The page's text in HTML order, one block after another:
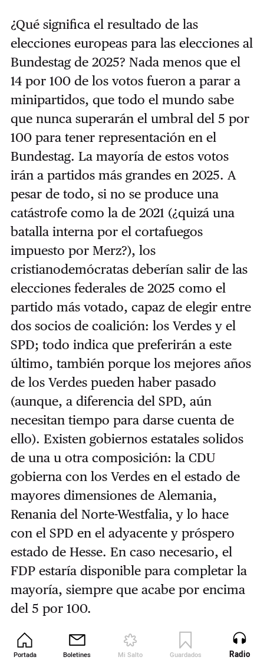
Portada Boletines Mi Salto Guardados Revista
¿Qué significa el resultado de las
elecciones europeas para las elecciones al
Bundestag de 2025? Nada menos que el
14 por 100 de los votos fueron a parar a
minipartidos, que todo el mundo sabe
que nunca superarán el umbral del 5 por
100 para tener representación en el
Bundestag. La mayoría de estos votos
irán a partidos más grandes en 2025. A
pesar de todo, si no se produce una
catástrofe como la de 2021 (¿quizá una
batalla interna por el cortafuegos
impuesto por Merz?), los
cristianodemócratas deberían salir de las
elecciones federales de 2025 como el
partido más votado, capaz de elegir entre
dos socios de coalición: los Verdes y el
SPD; todo indica que preferirán a este
último, también porque los mejores años
de los Verdes pueden haber pasado
(aunque, a diferencia del SPD, aún
necesitan tiempo para darse cuenta de
ello). Existen gobiernos estatales solidos
de una u otra composición: la CDU
gobierna con los Verdes en el estado de
mayores dimensiones de Alemania,
Renania del Norte-Westfalia, y lo hace
con el SPD en el adyacente y próspero
estado de Hesse. En caso necesario, el
FDP estaría disponible para completar la
mayoría, siempre que acabe por encima
del 5 por 100.
Dependiendo de cómo resuelvan los
Radio